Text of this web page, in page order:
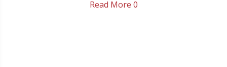
Read More 0